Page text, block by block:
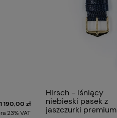
1 190,00 zł
23% VAT
Hirsch - lśniący
niebieski pasek z
jaszczurki premium